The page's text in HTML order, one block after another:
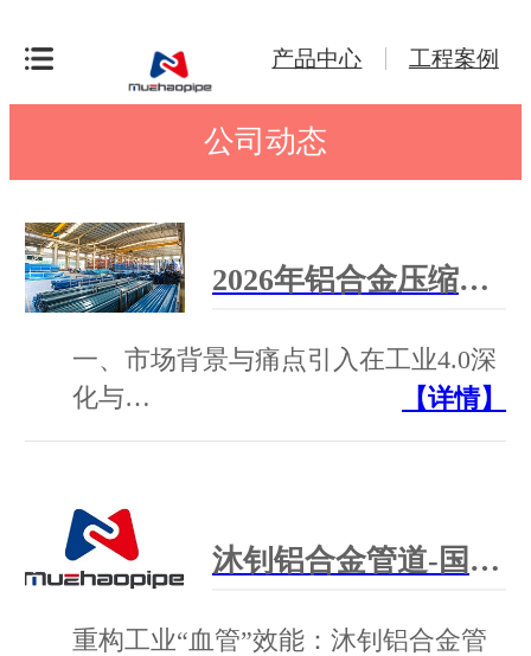
产品中心 工程案例
公司动态
2026年铝合金压缩空气管道厂家汇总 | 支持非标定制，全国上门安装
一、市场背景与痛点引入在工业4.0深
化与…
【详情】
沐钊铝合金管道-国产压缩空气铝合金管道方案提供商
重构工业“血管”效能：沐钊铝合金管